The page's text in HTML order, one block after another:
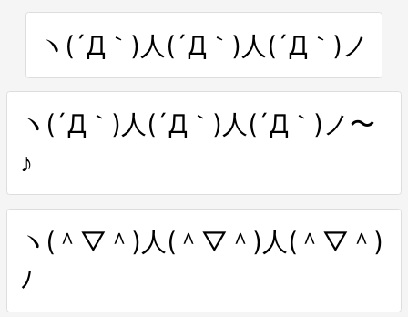
ヽ(´Д｀)人(´Д｀)人(´Д｀)ノ
ヽ(´Д｀)人(´Д｀)人(´Д｀)ノ〜
♪
ヽ(＾▽＾)人(＾▽＾)人(＾▽＾)
ﾉ